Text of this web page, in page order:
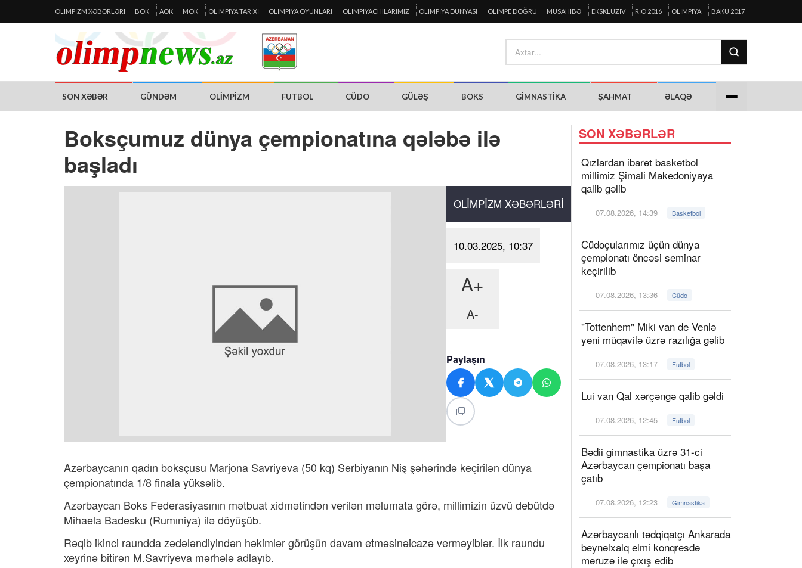
OLIMPIZM XƏBƏRLƏRI BOK AOK MOK OLIMPIYA TARIXI OLIMPIYA OYUNLARI OLIMPIYACHILARIMIZ OLIMPIYA DÜNYASI OLIMPE DOĞRU MÜSAHIBƏ EKSKLÜZIV RIO 2016 OLIMPIYA BAKU 2017
SON XƏBƏR GÜNDƏM OLIMPIZM FUTBOL CÜDO GÜLƏŞ BOKS GIMNASTIKA ŞAHMAT ƏLAQƏ
Boksçumuz dünya çempionatına qələbə ilə
başladı
OLIMPIZM XƏBƏRLƏRI
10.03.2025, 10:37
A+
A-
Paylaşın
Azərbaycanın qadın boksçusu Marjona Savriyeva (50 kq) Serbiyanın Niş şəhərində keçirilən dünya
çempionatında 1/8 finala yüksəlib.
Azərbaycan Boks Federasiyasının mətbuat xidmətindən verilən məlumata görə, millimizin üzvü debütdə
Mihaela Badesku (Rumıniya) ilə döyüşüb.
Rəqib ikinci raundda zədələndiyindən həkimlər görüşün davam etməsinəicazə verməyiblər. İlk raundu
xeyrinə bitirən M.Savriyeva mərhələ adlayıb.
SON XƏBƏRLƏR
Qızlardan ibarət basketbol
millimiz Şimali Makedoniyaya
qalib gəlib
07.08.2026, 14:39 Basketbol
Cüdoçularımız üçün dünya
çempionatı öncəsi seminar
keçirilib
07.08.2026, 13:36 Cüdo
"Tottenhem" Miki van de Venlə
yeni müqavilə üzrə razılığa gəlib
07.08.2026, 13:17 Futbol
Lui van Qal xərçəngə qalib gəldi
07.08.2026, 12:45 Futbol
Bədii gimnastika üzrə 31-ci
Azərbaycan çempionatı başa
çatıb
07.08.2026, 12:23 Gimnastika
Azərbaycanlı tədqiqatçı Ankarada
beynəlxalq elmi konqresdə
məruzə ilə çıxış edib